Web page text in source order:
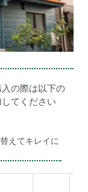
の際は以下の
てください